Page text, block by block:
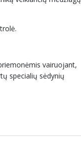
vairuojant,
specialių sėdynių